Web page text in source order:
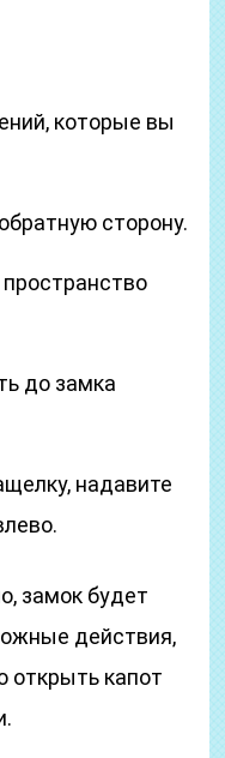
которые вы
сторону.
пространство
до замка
надавите
замок будет
действия,
открыть капот